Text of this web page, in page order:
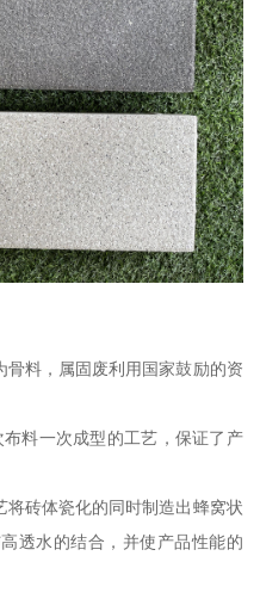
料，属固废利用国家鼓励的资
料一次成型的工艺，保证了产
砖体瓷化的同时制造出蜂窝状
透水的结合，并使产品性能的